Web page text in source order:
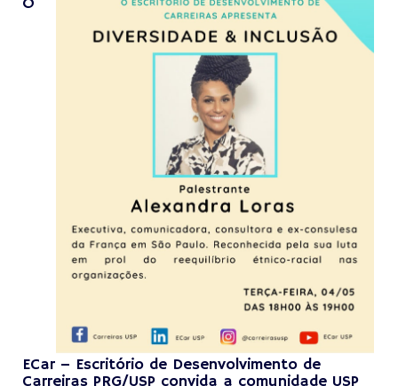
ECar – Escritório de Desenvolvimento de
Carreiras PRG/USP convida a comunidade USP